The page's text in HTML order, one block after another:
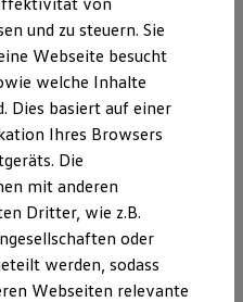
6
und Updates
Ihrem ID.
& Zubehör
und zu steuern. Sie
Webseite besucht
welche Inhalte
Dies basiert auf einer
Ihres Browsers
Die
mit anderen
Dritter, wie z.B.
oder
werden, sodass
Webseiten relevante